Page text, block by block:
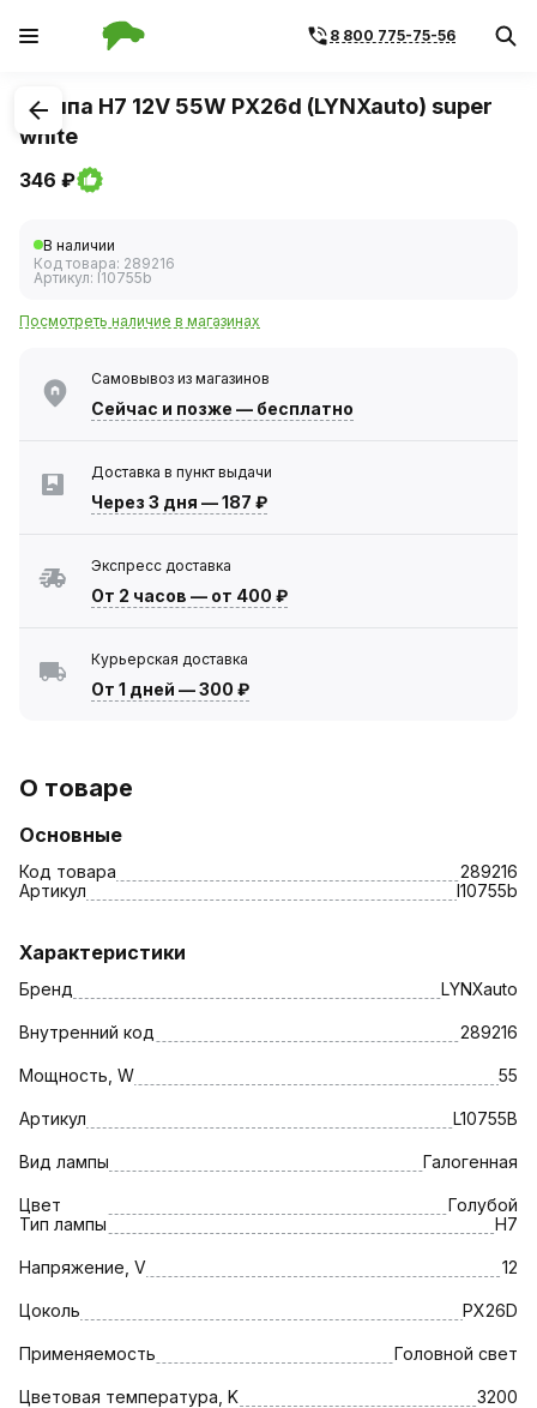
8 800 775-75-56
1/1
Лампа H7 12V 55W PX26d (LYNXauto) super
white
346 ₽
В наличии
Код товара: 289216
Артикул: l10755b
Посмотреть наличие в магазинах
Самовывоз из магазинов
Сейчас и позже — бесплатно
Доставка в пункт выдачи
Через 3 дня —187 ₽
Экспресс доставка
От 2 часов — от 400 ₽
Курьерская доставка
От 1 дней —300 ₽
О товаре
Основные
Код товара
289216
Артикул
l10755b
Характеристики
Бренд LYNXauto
Внутренний код 289216
Мощность, W 55
Артикул L10755B
Вид лампы Галогенная
Цвет
Голубой
Тип лампы
H7
Напряжение, V 12
Цоколь PX26D
Применяемость Головной свет
Цветовая температура, K 3200